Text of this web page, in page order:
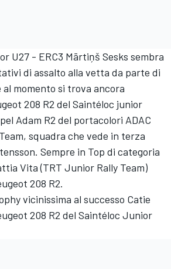
U27 - ERC3 Mārtiņš Sesks sembra
di assalto alla vetta da parte di
al momento si trova ancora
208 R2 del Saintéloc junior
Adam R2 del portacolori ADAC
squadra che vede in terza
Sempre in Top di categoria
Vita (TRT Junior Rally Team)
208 R2.
vicinissima al successo Catie
208 R2 del Saintéloc Junior